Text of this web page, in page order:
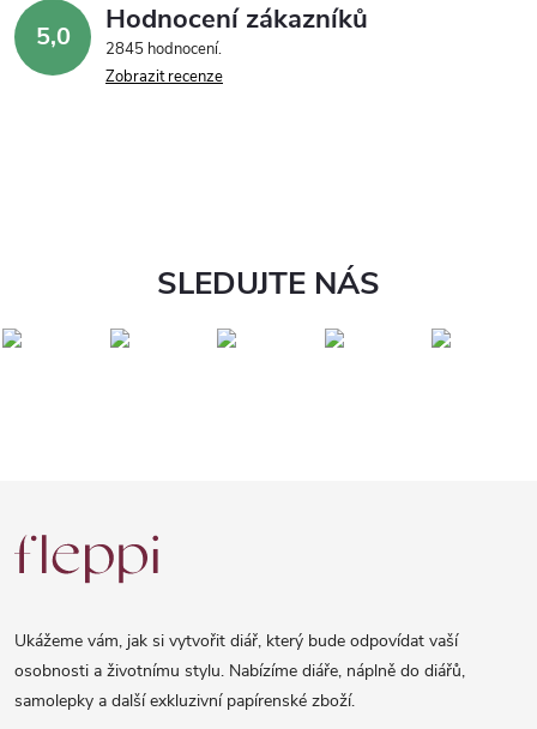
5,0 Hodnocení zákazníků
2845 hodnocení
Zobrazit recenze
SLEDUJTE NÁS
á
Ukážeme vám, jak si vytvořit diář, který bude odpovídat vaší
osobnosti a životnímu stylu. Nabízíme diáře, náplně do diářů,
samolepky a další exkluzivní papírenské zboží.